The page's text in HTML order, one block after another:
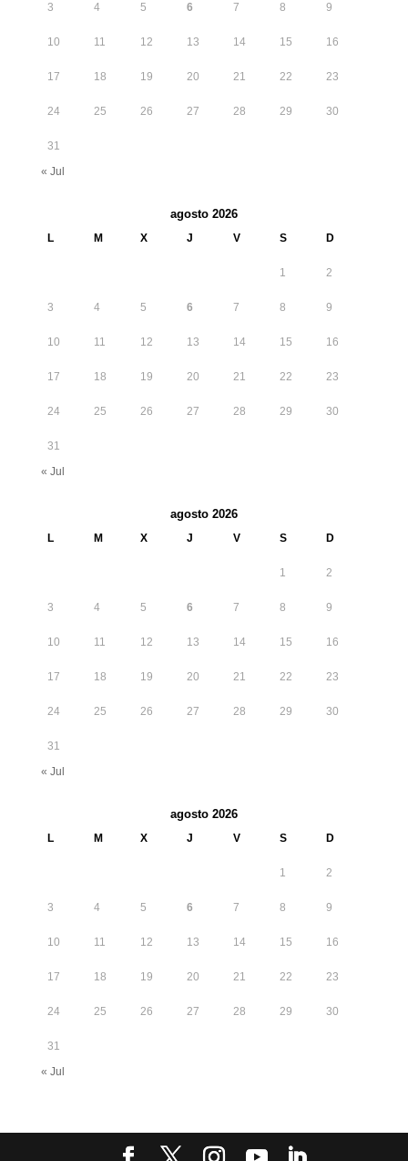
3 4 5 6 7 8 9
10 11 12 13 14 15 16
17 18 19 20 21 22 23
24 25 26 27 28 29 30
31
« Jul
agosto 2026
L M X J V S D
1 2
3 4 5 6 7 8 9
10 11 12 13 14 15 16
17 18 19 20 21 22 23
24 25 26 27 28 29 30
31
« Jul
agosto 2026
L M X J V S D
1 2
3 4 5 6 7 8 9
10 11 12 13 14 15 16
17 18 19 20 21 22 23
24 25 26 27 28 29 30
31
« Jul
agosto 2026
L M X J V S D
1 2
3 4 5 6 7 8 9
10 11 12 13 14 15 16
17 18 19 20 21 22 23
24 25 26 27 28 29 30
31
« Jul